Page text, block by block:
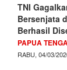
TNI
Bersenjata
Berhasil
PAPUA
RABU, 04/03/